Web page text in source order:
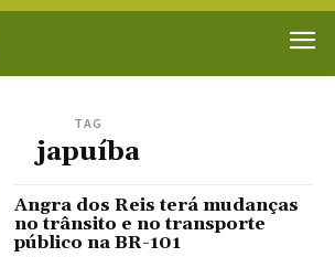
TAG
japuíba
Angra dos Reis terá mudanças
no trânsito e no transporte
público na BR-101